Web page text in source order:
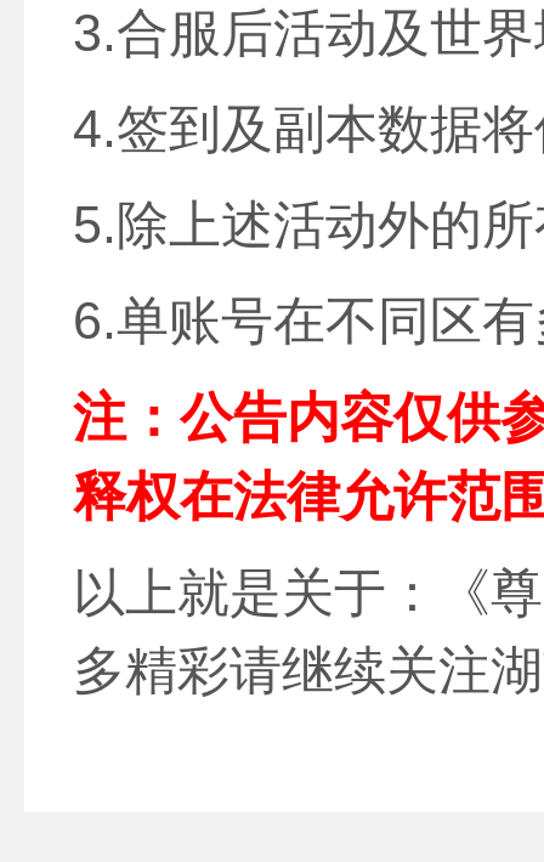
3.合服后活动及世
4.签到及副本数据
5.除上述活动外的
6.单账号在不同区
注：公告内容仅供
释权在法律允许范
以上就是关于：《
多精彩请继续关注